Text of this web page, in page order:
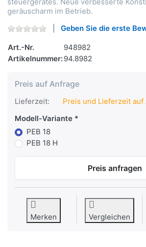
geräuscharm im Betrieb.
Geben Sie die erste
Art.-Nr.
948982
Artikelnummer:94.8982
Preis auf Anfrage
Lieferzeit:
Preis und Lieferzeit auf
Modell-Variante
PEB 18
PEB 18 H
Preis anfragen
Merken Vergleichen